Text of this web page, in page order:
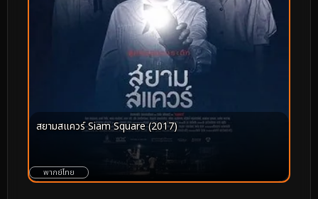
สยามสแควร์ Siam Square (2017)
พากย์ไทย